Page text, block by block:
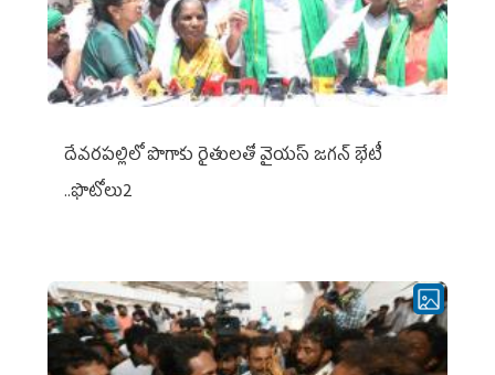
దేవరపల్లిలో పొగాకు రైతులతో వైయస్ జగన్ భేటీ
..ఫొటోలు2